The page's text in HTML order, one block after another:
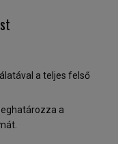
a teljes felső
a